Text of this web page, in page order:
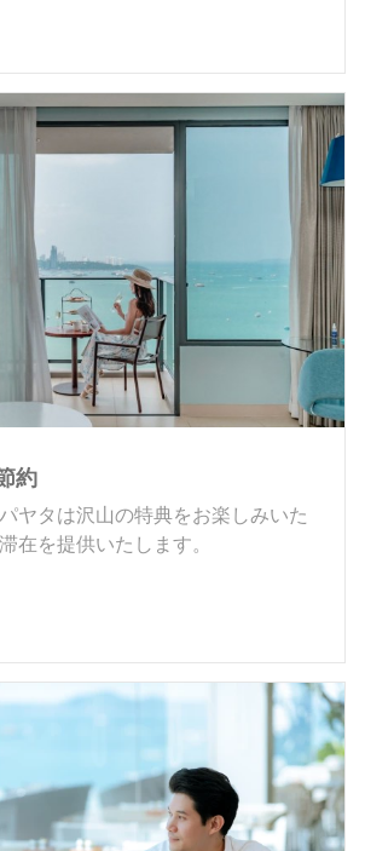
約
ヤタは沢山の特典をお楽しみいた
在を提供いたします。